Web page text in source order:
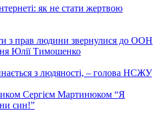
як не стати жертвою
з прав людини звернулися до ООН
Юлії Тимошенко
з людяності, – голова НСЖУ
Сергієм Мартинюком “Я
син!”